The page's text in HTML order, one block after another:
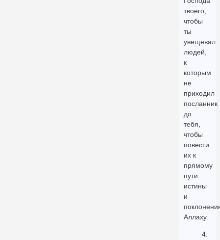
твоего,
чтобы
ты
увещевал
людей,
к
которым
не
приходил
посланник
до
тебя,
чтобы
повести
их к
прямому
пути
истины
и
Аллаху.
4.